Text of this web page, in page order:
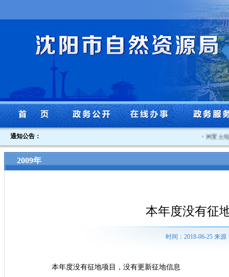
通知公告： 闲置土地
2009年
本年度没有征
时间：2018-06-25 来
本年度没有征地项目，没有更新征地信息